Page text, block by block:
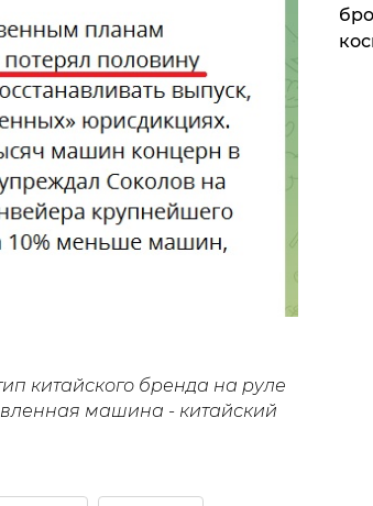
китайского бренда на руле
машина - китайский